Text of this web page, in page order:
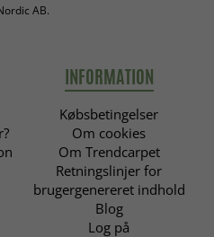
AB.
INFORMATION
Købsbetingelser
Om cookies
Om Trendcarpet
Retningslinjer for
brugergenereret indhold
Blog
Log på